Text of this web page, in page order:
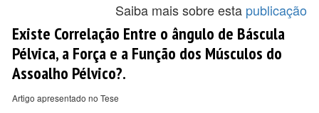
Saiba mais sobre esta publicação
Existe Correlação Entre o ângulo de Báscula
Pélvica, a Força e a Função dos Músculos do
Assoalho Pélvico?.
Artigo apresentado no Tese